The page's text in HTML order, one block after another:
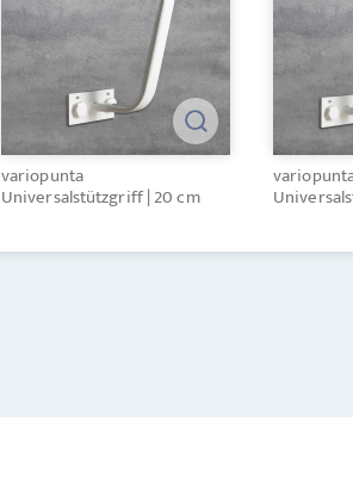
variopunta
Universalstützgriff | 20 cm